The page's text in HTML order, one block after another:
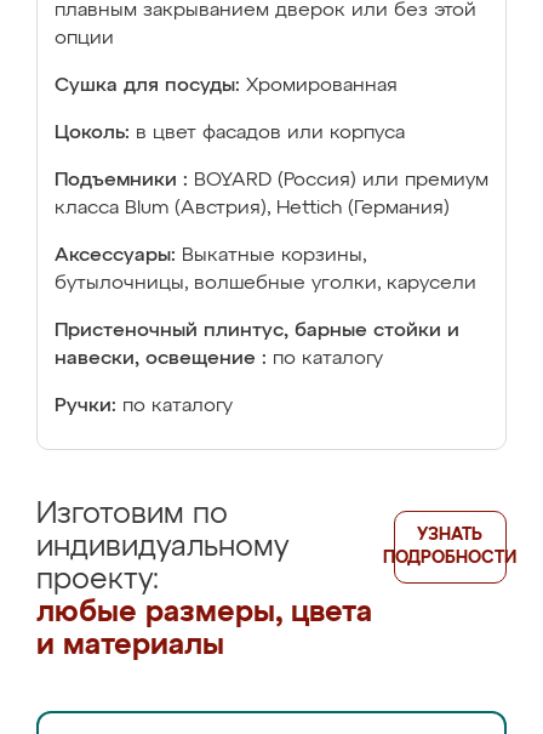
плавным закрыванием дверок или без этой
опции
Сушка для посуды: Хромированная
Цоколь: в цвет фасадов или корпуса
Подъемники : BOYARD (Россия) или премиум
класса Blum (Австрия), Hettich (Германия)
Аксессуары: Выкатные корзины,
бутылочницы, волшебные уголки, карусели
Пристеночный плинтус, барные стойки и
навески, освещение : по каталогу
Ручки: по каталогу
Изготовим по
индивидуальному
проекту:
любые размеры, цвета
и материалы
УЗНАТЬ
ПОДРОБНОСТИ